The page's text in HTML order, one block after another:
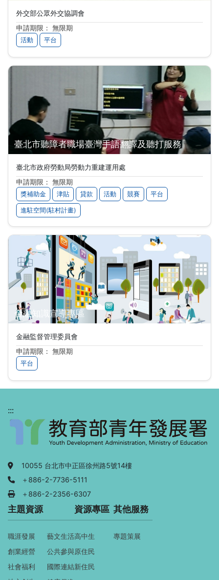
外交部公眾外交協調會
申請期限： 無限期
活動 平台
臺北市聽障者職場臺灣手語翻譯及聽打服務
臺北市政府勞動局勞動力重建運用處
申請期限： 無限期
獎補助金 津貼 貸款 活動 競賽 平台
進駐空間(駐村計畫)
金融知識宣導專區
金融監督管理委員會
申請期限： 無限期
平台
:::
地址：
10055 台北市中正區徐州路5號14樓
電話：
＋886-2-7736-5111
傳真：
＋886-2-2356-6307
主題資源
職涯發展
創業經營
社會福利
藝文生活
公共參與
國際連結
資源專區
高中生
原住民
新住民
其他服務
專題策展